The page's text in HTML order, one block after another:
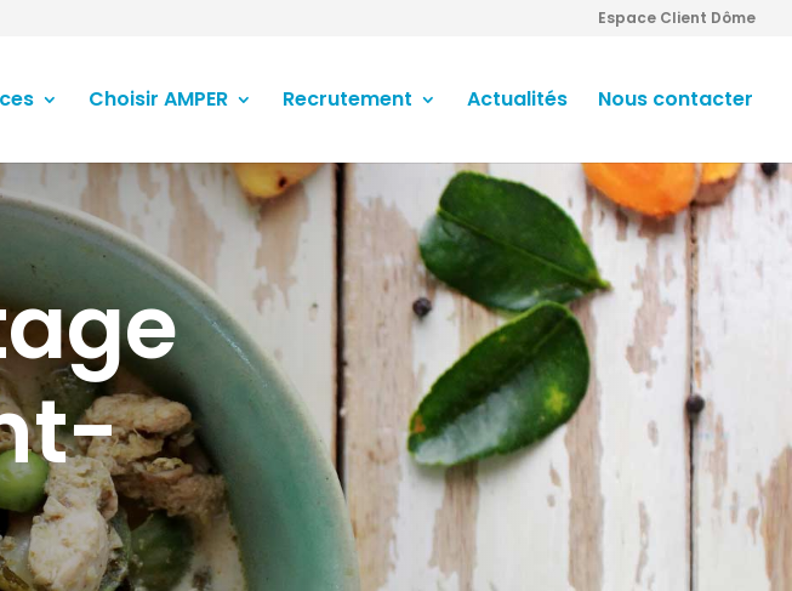
Espace Client Dôme
Choisir AMPER Recrutement Actualités Nous contacter